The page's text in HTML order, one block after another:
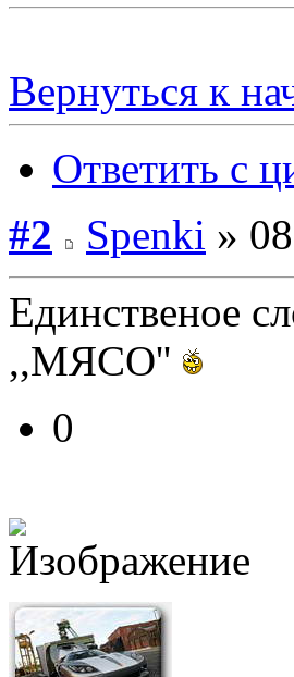
Вернуться к
Ответить с
#2
Spenki »
Единственое
,,МЯСО''
0